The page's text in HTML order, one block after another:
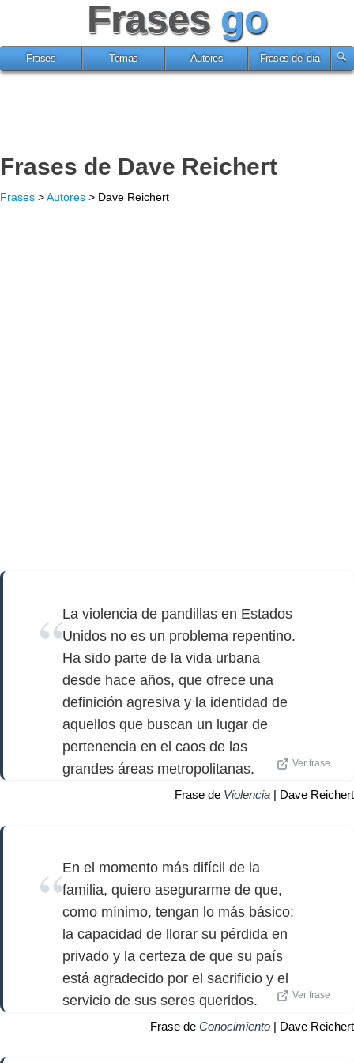
Frases go
Frases Temas Autores Frases del día
Frases de Dave Reichert
Frases >Autores > Dave Reichert
La violencia de pandillas en Estados
Unidos no es un problema repentino.
Ha sido parte de la vida urbana
desde hace años, que ofrece una
definición agresiva y la identidad de
aquellos que buscan un lugar de
pertenencia en el caos de las
grandes áreas metropolitanas.
Ver frase
Frase de Violencia | Dave Reichert
En el momento más difícil de la
familia, quiero asegurarme de que,
como mínimo, tengan lo más básico:
la capacidad de llorar su pérdida en
privado y la certeza de que su país
está agradecido por el sacrificio y el
servicio de sus seres queridos.
Ver frase
Frase de Conocimiento | Dave Reichert